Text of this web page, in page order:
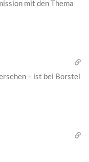
mit den Thema
– ist bei Borstel